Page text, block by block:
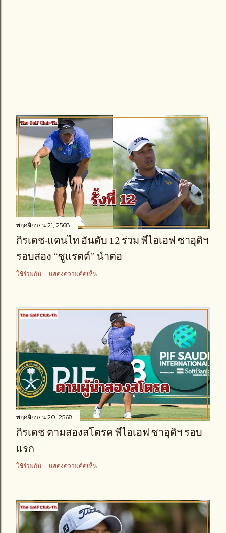
พฤศจิกายน 21, 2568
กิรเดช-แดนไท อันดับ 12 ร่วม พีไอเอฟ ซาอุดิฯ
รอบสอง “ซูแรตต์” นำต่อ
ใช้ร่วมกัน แสดงความคิดเห็น
พฤศจิกายน 20, 2568
กิรเดช ตามสองสโตรค พีไอเอฟ ซาอุดิฯ รอบ
แรก
ใช้ร่วมกัน แสดงความคิดเห็น